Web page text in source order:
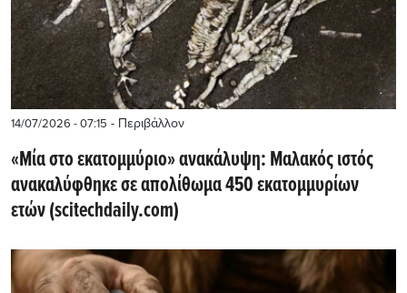
14/07/2026 - 07:15 - Περιβάλλον
«Μία στο εκατομμύριο» ανακάλυψη: Μαλακός ιστός
ανακαλύφθηκε σε απολίθωμα 450 εκατομμυρίων
ετών (scitechdaily.com)